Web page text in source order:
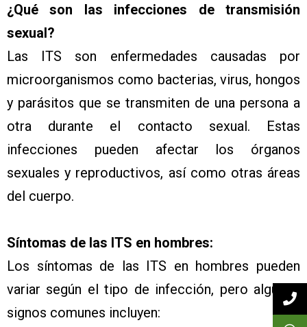
¿Qué son las infecciones de transmisión
sexual?
Las ITS son enfermedades causadas por
microorganismos como bacterias, virus, hongos
y parásitos que se transmiten de una persona a
otra durante el contacto sexual. Estas
infecciones pueden afectar los órganos
sexuales y reproductivos, así como otras áreas
del cuerpo.
Síntomas de las ITS en hombres:
Los síntomas de las ITS en hombres pueden
variar según el tipo de infección, pero algunos
signos comunes incluyen: